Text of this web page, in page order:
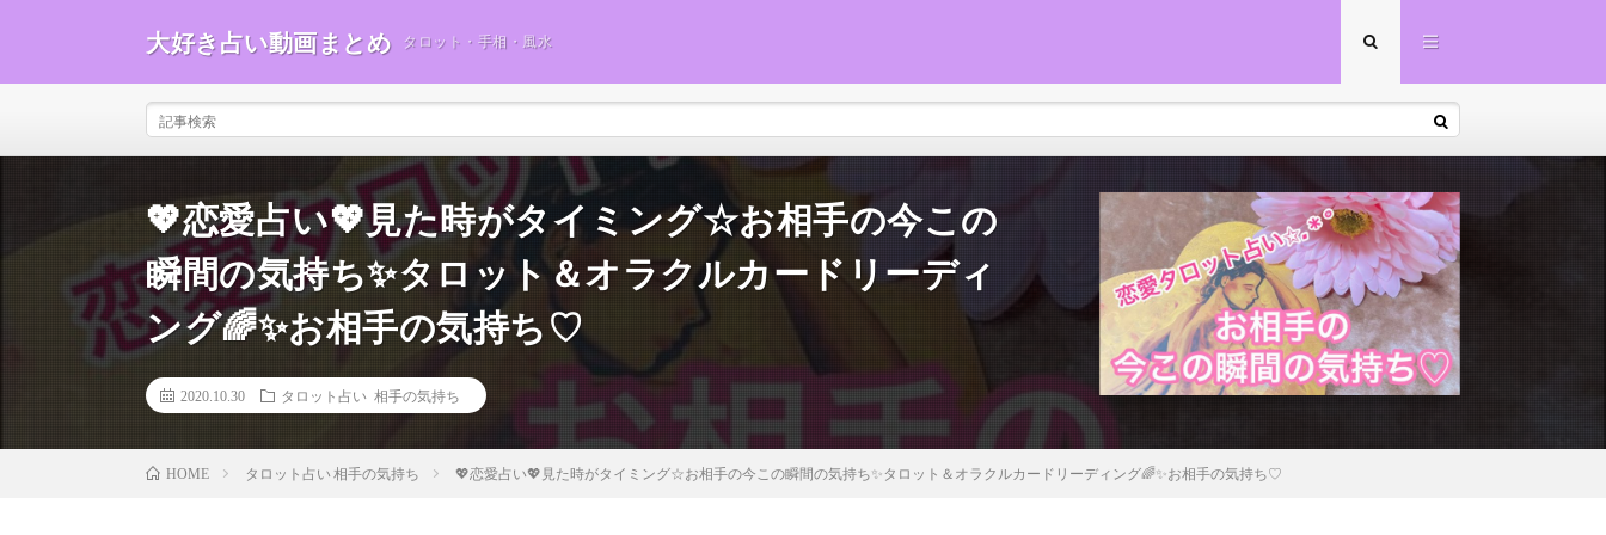
大好き占い動画まとめ タロット・手相・風水
💖恋愛占い💖見た時がタイミング☆お相手の今この
瞬間の気持ち✨タロット＆オラクルカードリーディ
ング🌈✨お相手の気持ち♡
2020.10.30 タロット占い 相手の気持ち
HOME タロット占い 相手の気持ち 💖恋愛占い💖見た時がタイミング☆お相手の今この瞬間の気持ち✨タロット＆オラクルカードリーディング🌈✨お相手の気持ち♡